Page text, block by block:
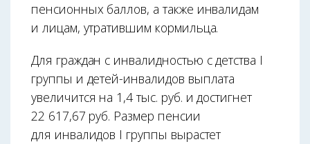
пенсионных баллов, а также инвалидам
и лицам, утратившим кормильца.
Для граждан с инвалидностью с детства I
группы и детей-инвалидов выплата
увеличится на 1,4 тыс. руб. и достигнет
22 617,67 руб. Размер пенсии
для инвалидов I группы вырастет